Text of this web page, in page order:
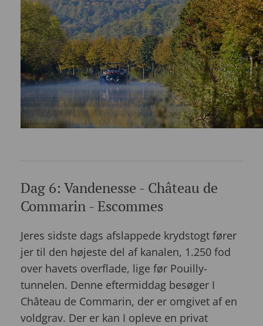
Dag 6: Vandenesse - Château de
Commarin - Escommes
Jeres sidste dags afslappede krydstogt fører
jer til den højeste del af kanalen, 1.250 fod
over havets overflade, lige før Pouilly-
tunnelen. Denne eftermiddag besøger I
Château de Commarin, der er omgivet af en
voldgrav. Der er kan I opleve en privat